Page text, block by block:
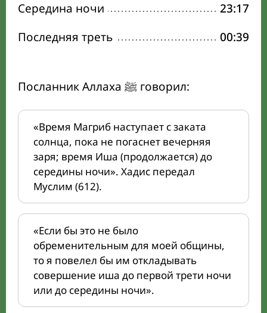
Середина ночи
23:17
Последняя треть
00:39
Посланник Аллаха ﷺ говорил:
«Время Магриб наступает с заката
солнца, пока не погаснет вечерняя
заря; время Иша (продолжается) до
середины ночи». Хадис передал
Муслим (612).
«Если бы это не было
обременительным для моей общины,
то я повелел бы им откладывать
совершение иша до первой трети ночи
или до середины ночи».